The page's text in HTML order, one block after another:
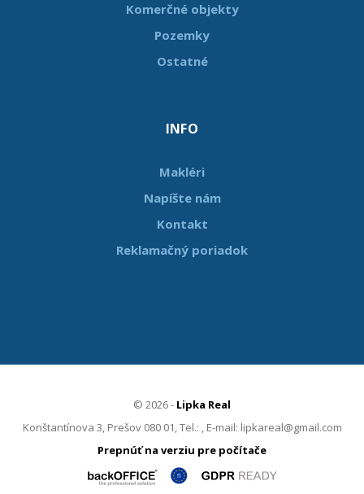
Komerčné objekty
Pozemky
Ostatné
INFO
Makléri
Napíšte nám
Kontakt
Reklamačný poriadok
© 2026 - Lipka Real
Konštantínova 3, Prešov 080 01, Tel.: , E-mail: lipkareal@gmail.com
Prepnúť na verziu pre počítače